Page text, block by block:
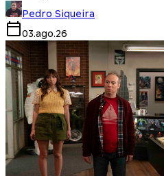
Pedro Siqueira
03.ago.26